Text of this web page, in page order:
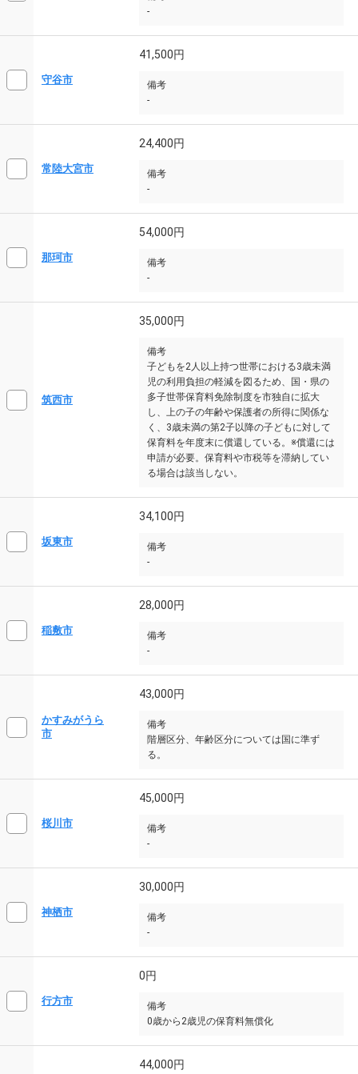
-
守谷市
41,500円
備考
-
常陸大宮市
24,400円
備考
-
那珂市
54,000円
備考
-
筑西市
35,000円
備考
子どもを2人以上持つ世帯における3歳未満
児の利用負担の軽減を図るため、国・県の
多子世帯保育料免除制度を市独自に拡大
し、上の子の年齢や保護者の所得に関係な
く、3歳未満の第2子以降の子どもに対して
保育料を年度末に償還している。※償還には
申請が必要。保育料や市税等を滞納してい
る場合は該当しない。
坂東市
34,100円
備考
-
稲敷市
28,000円
備考
-
かすみがうら
市
43,000円
備考
階層区分、年齢区分については国に準ず
る。
桜川市
45,000円
備考
-
神栖市
30,000円
備考
-
行方市
0円
備考
0歳から2歳児の保育料無償化
44,000円